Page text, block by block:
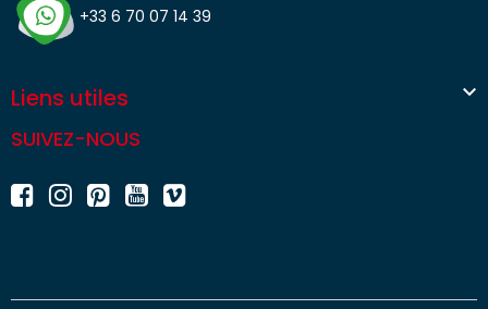
+33 6 70 07 14 39
Liens utiles 
SUIVEZ-NOUS